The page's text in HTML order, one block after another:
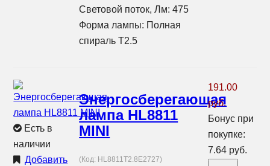
Световой поток, Лм: 475
Форма лампы: Полная
спираль T2.5
Есть в
наличии
Добавить
Энергосберегающая
лампа HL8811
MINI
(Код: HL8811T2.8E2727)
191.00
руб.
Бонус при
покупке:
7.64 руб.